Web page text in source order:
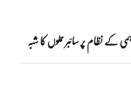
کے نظام پر سائبر حملوں کا شبہ